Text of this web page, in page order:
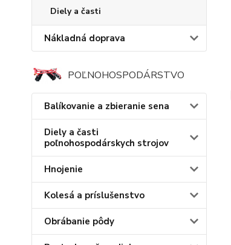
Diely a časti
Nákladná doprava
POĽNOHOSPODÁRSTVO
Balíkovanie a zbieranie sena
Diely a časti
poľnohospodárskych strojov
Hnojenie
Kolesá a príslušenstvo
Obrábanie pôdy